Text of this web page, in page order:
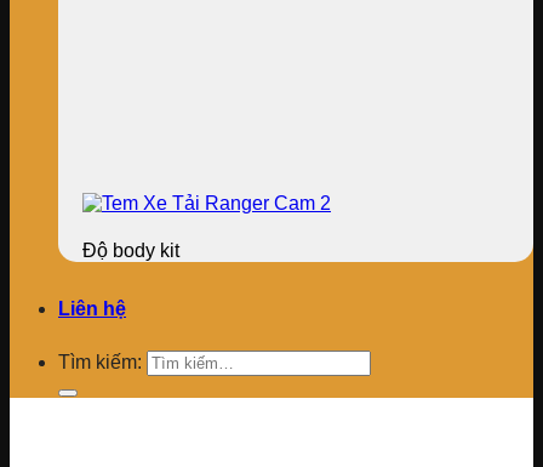
Độ body kit
Liên hệ
Tìm kiếm: